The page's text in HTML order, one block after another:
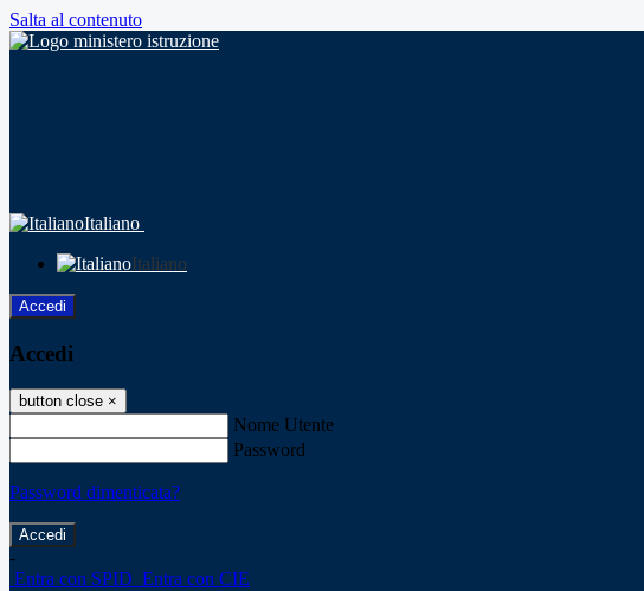
Salta al contenuto
Italiano
Italiano
Accedi
Accedi
button close ×
Nome Utente
Password
Password dimenticata?
-
Entra con SPID Entra con CIE